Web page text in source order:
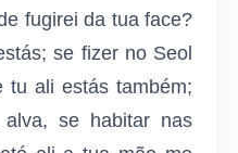
fugirei da tua face?
se fizer no Seol
tu ali estás também;
se habitar nas